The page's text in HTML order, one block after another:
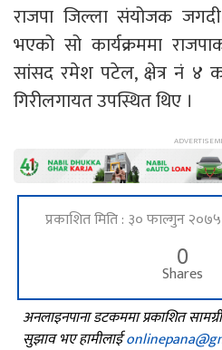
राजपा जिल्ला संयोजक
भएको सो कार्यक्रममा
सांसद रमेश पटेल, क्षेत्र नं ४
गिरीलगायत उपस्थित थिए ।
प्रकाशित मिति : ३० फाल्गुन
0
Shares
अनलाइनपाना डटकममा प्रकाशित
सुझाव भए हामीलाई